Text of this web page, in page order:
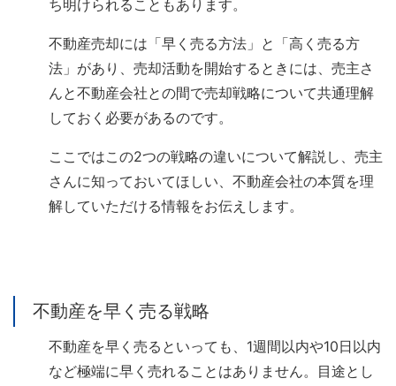
ち明けられることもあります。
不動産売却には「早く売る方法」と「高く売る方
法」があり、売却活動を開始するときには、売主さ
んと不動産会社との間で売却戦略について共通理解
しておく必要があるのです。
ここではこの2つの戦略の違いについて解説し、売主
さんに知っておいてほしい、不動産会社の本質を理
解していただける情報をお伝えします。
不動産を早く売る戦略
不動産を早く売るといっても、1週間以内や10日以内
など極端に早く売れることはありません。目途とし